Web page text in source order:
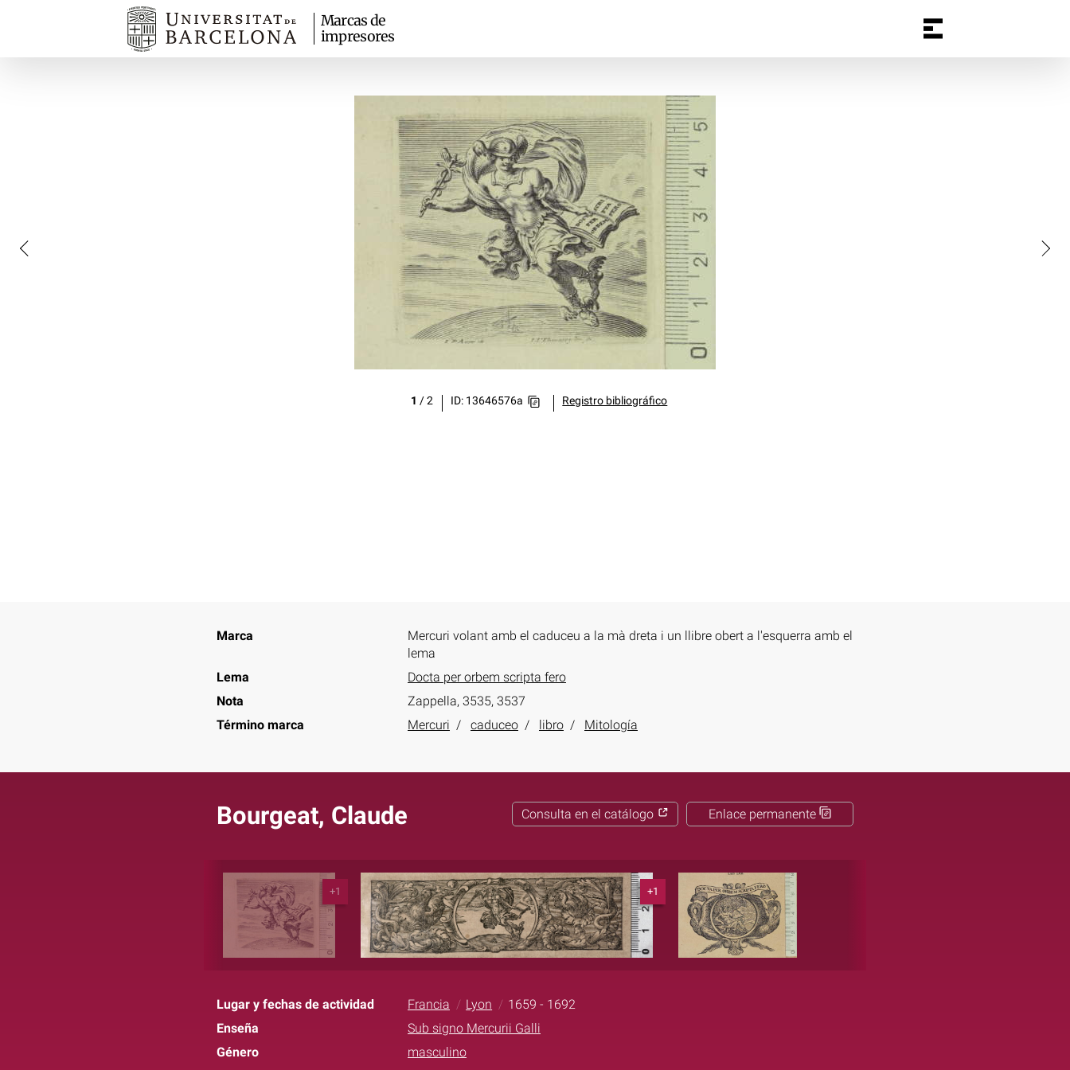
Marcas de
impresores
1 /2 ID: 13646576a Registro bibliográfico
Marca
Mercuri volant amb el caduceu a la mà dreta i un llibre obert a l'esquerra amb el
lema
Lema
Docta per orbem scripta fero
Nota
Zappella, 3535, 3537
Término marca
Mercuri caduceo libro Mitología
Bourgeat, Claude Enlace permanente
Consulta en el catálogo
+1 +1
Lugar y fechas de actividad Francia Lyon
1659 - 1692
Enseña
Sub signo Mercurii Galli
Género
masculino